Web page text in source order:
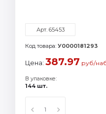
Арт. 65453
Код товара: У0000181293
Цена: 387.97 руб/
В упаковке:
144 шт.